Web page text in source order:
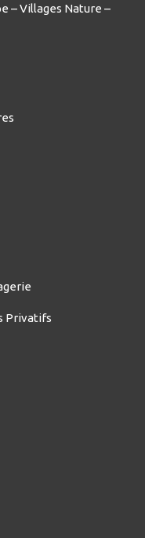
– Villages Nature –
Privatifs